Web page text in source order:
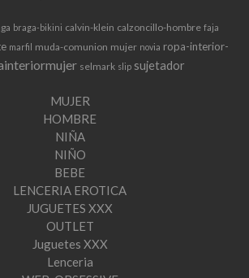
braga-bikini calvin-klein calzoncillo-hombre faja
marfil muda-comunion mujer novia ropa-interior-
selmark slip sujetador
MUJER
HOMBRE
NIÑA
NIÑO
BEBE
LENCERIA EROTICA
JUGUETES XXX
OUTLET
Juguetes XXX
Lenceria